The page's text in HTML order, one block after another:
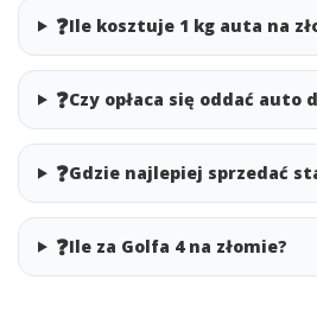
❓Ile kosztuje 1 kg auta na
❓Czy opłaca się oddać auto
❓Gdzie najlepiej sprzedać
❓Ile za Golfa 4 na złomie?